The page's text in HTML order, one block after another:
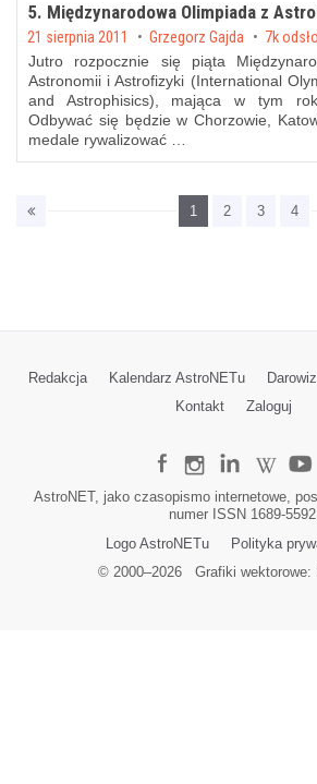
5. Międzynarodowa Olimpiada z
Posted on
21 sierpnia 2011 byGrzegorz Gajda 7k
Jutro rozpocznie się piąta
Astronomii i Astrofizyki (International
and Astrophisics), mająca w tym
Odbywać się będzie w Chorzowie,
medale rywalizować …
1 2 3 4
Redakcja Kalendarz AstroNETu
Kontakt
Zaloguj
AstroNET, jako czasopismo internetowe,
numer ISSN 1689-
Logo AstroNETu
Polityka
© 2000–2026Grafiki wektorowe: